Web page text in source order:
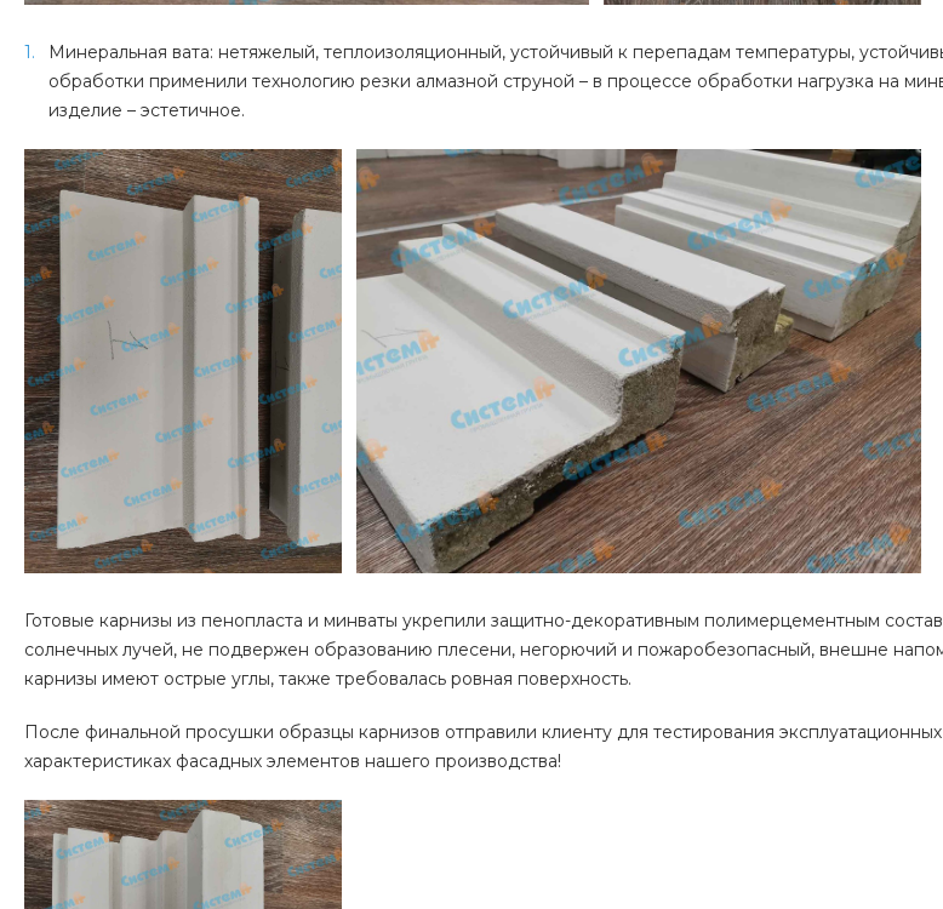
Минеральная вата: нетяжелый, теплоизоляционный, устойчивый к перепадам температуры,
обработки применили технологию резки алмазной струной – в процессе обработки нагрузка на
изделие – эстетичное.
Готовые карнизы из пенопласта и минваты укрепили защитно-декоративным полимерцементным
солнечных лучей, не подвержен образованию плесени, негорючий и пожаробезопасный, внешне
карнизы имеют острые углы, также требовалась ровная поверхность.
После финальной просушки образцы карнизов отправили клиенту для тестирования
характеристиках фасадных элементов нашего производства!